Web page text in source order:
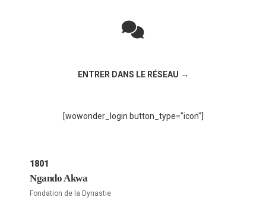
ENTRER DANS LE RÉSEAU →
[wowonder_login button_type="icon"]
1801
Ngando Akwa
Fondation de la Dynastie